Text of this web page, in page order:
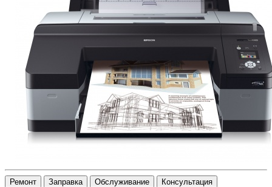
Ремонт Заправка Обслуживание Консультация